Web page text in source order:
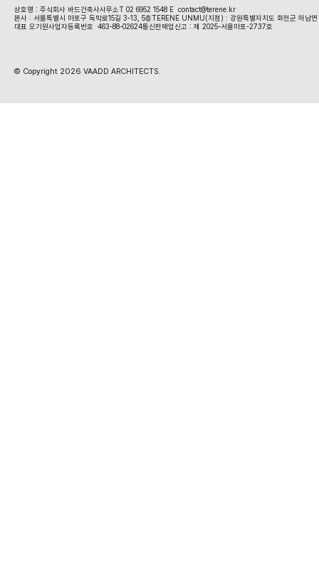
상호명 : 주식회사 바드건축사사무소T 02 6952 1548 E  contact@terene.kr
본사 : 서울특별시 마포구 독막로15길 3-13, 5층TERENE UNMU(지점) : 강원특별자치도 화천군 하남
대표 오기원사업자등록번호  463-88-02624통신판매업신고 : 제 2025-서울마포-2737호
© Copyright 2026 VAADD ARCHITECTS.